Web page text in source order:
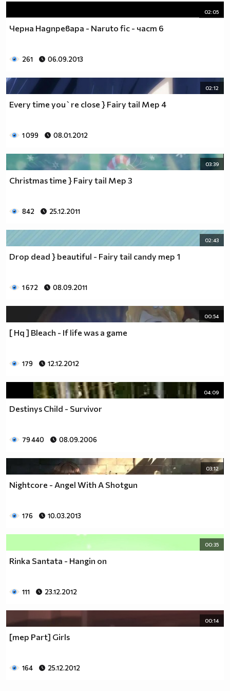
02:05
Черна Надпревара - Naruto fic - част 6
261 06.09.2013
02:12
Every time you`re close } Fairy tail Mep 4
1 099 08.01.2012
03:39
Christmas time } Fairy tail Mep 3
842 25.12.2011
02:43
Drop dead } beautiful - Fairy tail candy mep 1
1 672 08.09.2011
00:54
[ Hq ] Bleach - If life was a game
179 12.12.2012
04:09
Destinys Child - Survivor
79 440 08.09.2006
03:12
Nightcore - Angel With A Shotgun
176 10.03.2013
00:35
Rinka Santata - Hangin on
111 23.12.2012
00:14
[mep Part] Girls
164 25.12.2012